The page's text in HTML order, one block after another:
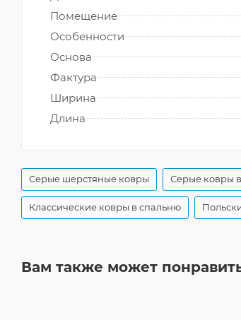
Помещение
Особенности
Основа
Фактура
Ширина
Длина
Серые шерстяные ковры Серые ковры
Классические ковры в спальню
Вам также может